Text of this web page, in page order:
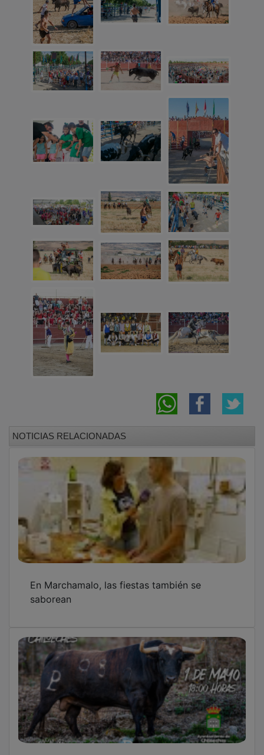
saborean